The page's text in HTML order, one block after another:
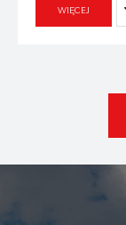
WIĘCEJ